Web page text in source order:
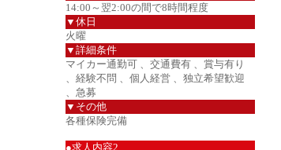
14:00～翌2:00の間で8時間程度
▼休日
火曜
▼詳細条件
マイカー通勤可 、交通費有 、賞与有り
、経験不問 、個人経営 、独立希望歓迎
、急募
▼その他
各種保険完備
●求人内容2